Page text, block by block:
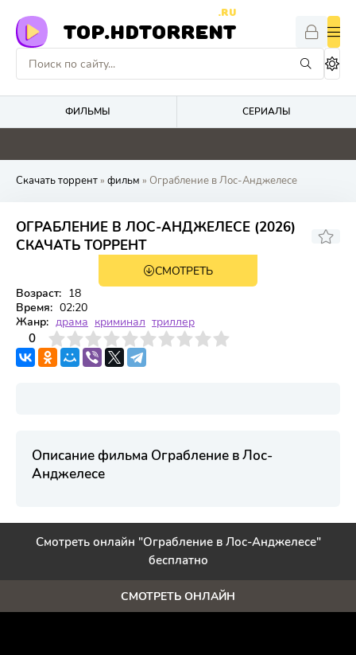
TOP.HDTORRENT
.RU
ФИЛЬМЫ СЕРИАЛЫ
0 0 0 0
Скачать торрент» фильм » Ограбление в Лос-Анджелесе
ОГРАБЛЕНИЕ В ЛОС-АНДЖЕЛЕСЕ (2026)
СКАЧАТЬ ТОРРЕНТ
WEB-DL, WEBRipСМОТРЕТЬ
Возраст: 18
Время: 02:20
Жанр: драма криминал триллер
0
4 6 7 8 9 10
Описание фильма Ограбление в Лос-
Анджелесе
Смотреть онлайн "Ограбление в Лос-Анджелесе"
бесплатно
СМОТРЕТЬ ОНЛАЙН